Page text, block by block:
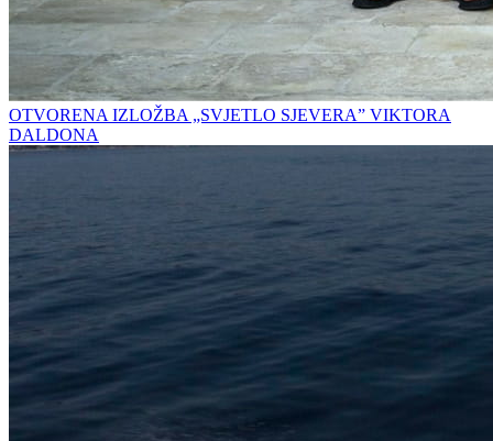
OTVORENA IZLOŽBA „SVJETLO SJEVERA” VIKTORA
DALDONA